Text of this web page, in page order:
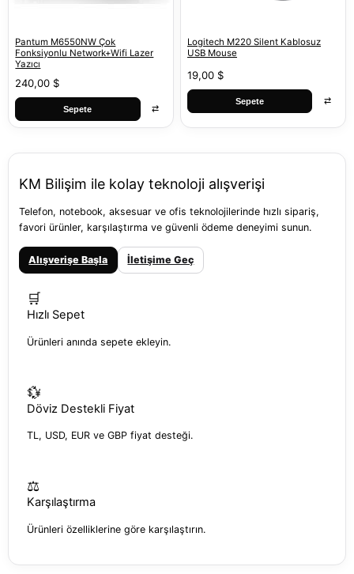
Pantum M6550NW Çok
Fonksiyonlu Network+Wifi Lazer
Yazıcı
240,00 $
Sepete ⇄
Logitech M220 Silent Kablosuz
USB Mouse
19,00 $
Sepete ⇄
KM Bilişim ile kolay teknoloji alışverişi
Telefon, notebook, aksesuar ve ofis teknolojilerinde hızlı sipariş,
favori ürünler, karşılaştırma ve güvenli ödeme deneyimi sunun.
Alışverişe Başla İletişime Geç
🛒
Hızlı Sepet
Ürünleri anında sepete ekleyin.
💱
Döviz Destekli Fiyat
TL, USD, EUR ve GBP fiyat desteği.
⚖️
Karşılaştırma
Ürünleri özelliklerine göre karşılaştırın.